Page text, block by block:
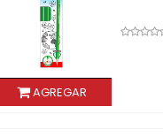
AGREGAR